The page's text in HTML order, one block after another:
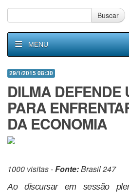
Buscar
MENU
29/1/2015 08:30
DILMA DEFENDE
PARA
DA ECONOMIA
1000 visitas -Fonte:Brasil 247
Ao discursar em sessão